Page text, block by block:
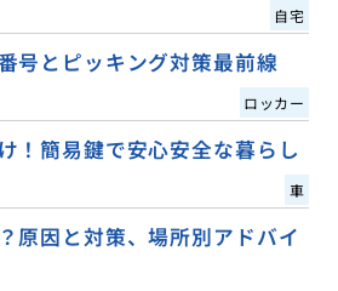
自宅
号とピッキング対策最前線
ロッカー
！簡易鍵で安心安全な暮らし
車
原因と対策、場所別アドバイ